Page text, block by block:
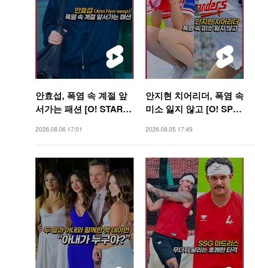
안효섭, 폭염 속 계절 앞
서가는 패션 [O! STAR
2026.08.06 17:01
안지현 치어리더, 폭염 속
미소 잃지 않고 [O! SPO
2026.08.05 17:49